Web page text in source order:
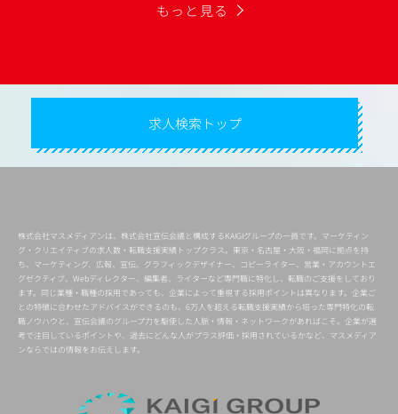
もっと見る
求人検索トップ
株式会社マスメディアンは、株式会社宣伝会議と構成するKAIGIグループの一員です。マーケティン
グ・クリエイティブの求人数・転職支援実績トップクラス。東京・名古屋・大阪・福岡に拠点を持
ち、マーケティング、広報、宣伝、グラフィックデザイナー、コピーライター、営業・アカウントエ
グゼクティブ、Webディレクター、編集者、ライターなど専門職に特化し、転職のご支援をしており
ます。同じ業種・職種の採用であっても、企業によって重視する採用ポイントは異なります。企業ご
との特徴に合わせたアドバイスができるのも、6万人を超える転職支援実績から培った専門特化の転
職ノウハウと、宣伝会議のグループ力を駆使した人脈・情報・ネットワークがあればこそ。企業が選
考で注目しているポイントや、過去にどんな人がプラス評価・採用されているかなど、マスメディア
ンならではの情報をお伝えします。